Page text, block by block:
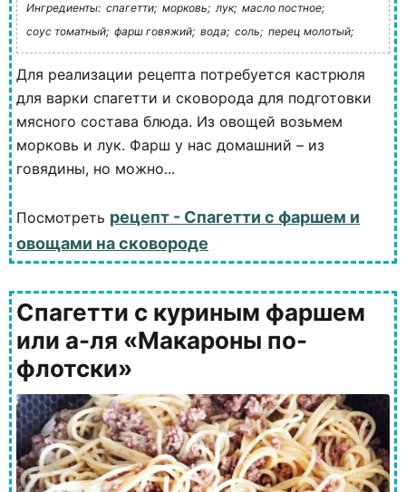
Ингредиенты: спагетти; морковь; лук; масло постное;
соус томатный; фарш говяжий; вода; соль; перец молотый;
Для реализации рецепта потребуется кастрюля
для варки спагетти и сковорода для подготовки
мясного состава блюда. Из овощей возьмем
морковь и лук. Фарш у нас домашний – из
говядины, но можно...
Посмотреть рецепт - Спагетти с фаршем и
овощами на сковороде
Спагетти с куриным фаршем
или а-ля «Макароны по-
флотски»